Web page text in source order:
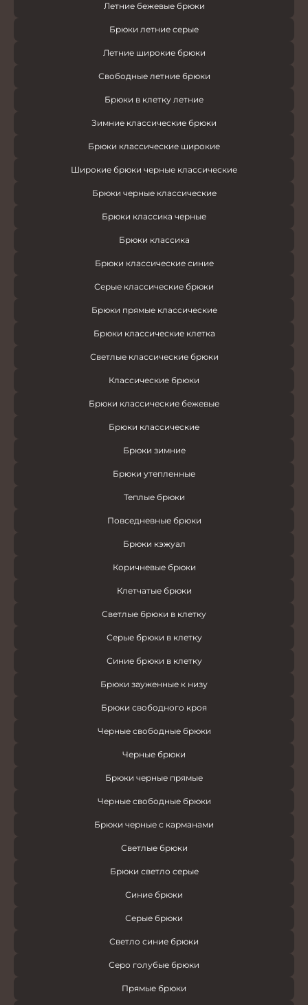
Летние бежевые брюки
Брюки летние серые
Летние широкие брюки
Свободные летние брюки
Брюки в клетку летние
Зимние классические брюки
Брюки классические широкие
Широкие брюки черные классические
Брюки черные классические
Брюки классика черные
Брюки классика
Брюки классические синие
Серые классические брюки
Брюки прямые классические
Брюки классические клетка
Светлые классические брюки
Классические брюки
Брюки классические бежевые
Брюки классические
Брюки зимние
Брюки утепленные
Теплые брюки
Повседневные брюки
Брюки кэжуал
Коричневые брюки
Клетчатые брюки
Светлые брюки в клетку
Серые брюки в клетку
Синие брюки в клетку
Брюки зауженные к низу
Брюки свободного кроя
Черные свободные брюки
Черные брюки
Брюки черные прямые
Черные свободные брюки
Брюки черные с карманами
Светлые брюки
Брюки светло серые
Синие брюки
Серые брюки
Светло синие брюки
Серо голубые брюки
Прямые брюки